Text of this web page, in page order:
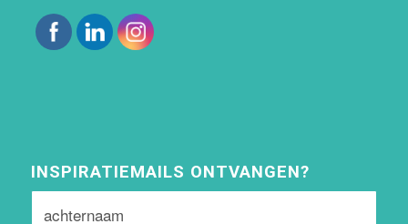
INSPIRATIEMAILS ONTVANGEN?